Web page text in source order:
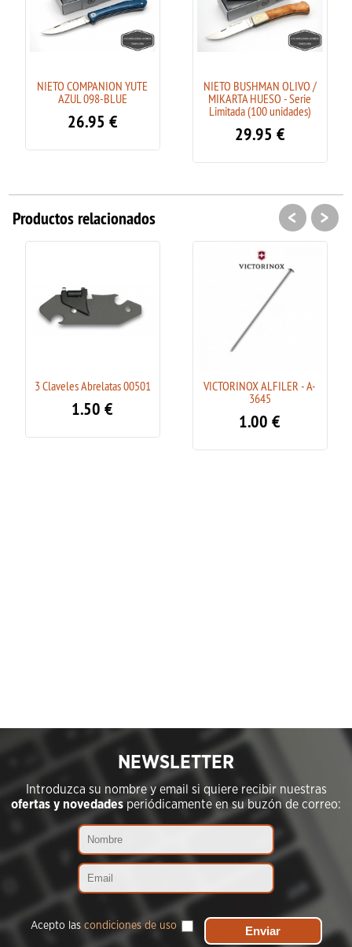
NIETO COMPANION YUTE
AZUL 098-BLUE
26.95 €
NIETO BUSHMAN OLIVO /
MIKARTA HUESO - Serie
Limitada (100 unidades)
29.95 €
Productos relacionados
3 Claveles Abrelatas 00501
1.50 €
VICTORINOX ALFILER - A-
3645
1.00 €
< >
NEWSLETTER
Introduzca su nombre y email si quiere recibir nuestras
ofertas y novedadesperiódicamente en su buzón de correo:
Acepto las condiciones de uso